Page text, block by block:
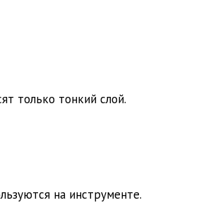
только тонкий слой.
на инструменте.